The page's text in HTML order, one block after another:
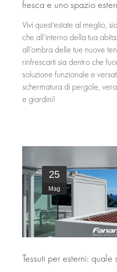
fresca e uno spazio
Vivi quest’estate al meglio,
che all’interno della tua
all’ombra delle tue nuove
rinfrescarti sia dentro che
soluzione funzionale e
schermatura di pergole,
e giardini!
25
Mag
Tessuti per esterni: quale